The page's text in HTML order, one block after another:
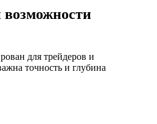
для трейдеров и
точность и глубина